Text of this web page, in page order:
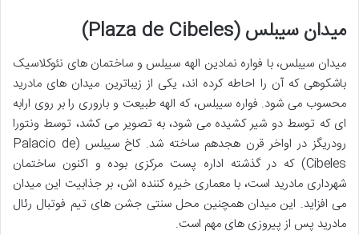
میدان سیبلس (Plaza de Cibeles)
میدان سیبلس، با فواره نمادین الهه سیبلس و ساختمان های نئوکلاسیک
باشکوهی که آن را احاطه کرده اند، یکی از زیباترین میدان های مادرید
محسوب می شود. فواره سیبلس، که الهه طبیعت و باروری را بر روی ارابه
ای که توسط دو شیر کشیده می شود، به تصویر می کشد، توسط ونتورا
رودریگز در اواخر قرن هجدهم ساخته شد. کاخ سیبلس (Palacio de
Cibeles) که در گذشته اداره پست مرکزی بوده و اکنون ساختمان
شهرداری مادرید است، با معماری خیره کننده اش، بر جذابیت این میدان
می افزاید. این میدان همچنین محل سنتی جشن های تیم فوتبال رئال
مادرید پس از پیروزی های مهم است.